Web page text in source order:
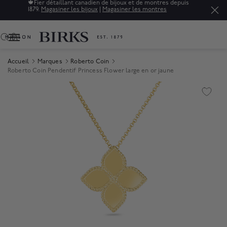
🍁 Fier détaillant canadien de bijoux et de montres depuis
1879. Magasiner les bijoux Magasiner les montres
0
Accueil Marques
Roberto Coin
Roberto Coin Pendentif Princess Flower large en or jaune
Product Images